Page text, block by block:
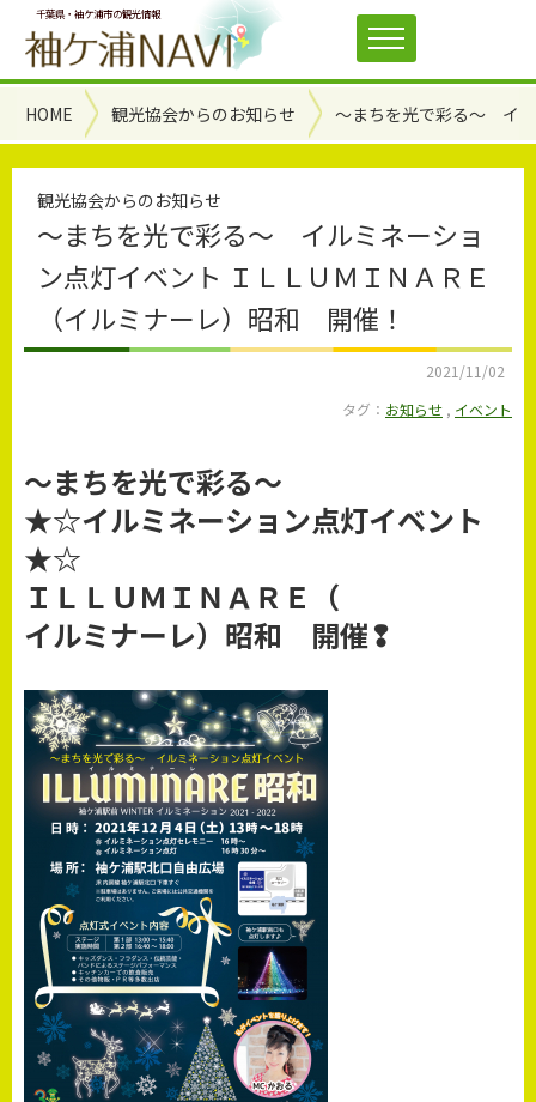
千葉県・袖ケ浦市の観光情報
HOME 観光協会からのお知らせ ～まちを光で彩る～ イ
観光協会からのお知らせ
～まちを光で彩る～ イルミネーショ
ン点灯イベント ＩＬＬＵＭＩＮＡＲＥ
（イルミナーレ）昭和 開催！
タグ： お知らせ , イベント
～まちを光で彩る～
★☆イルミネーション点灯イベント
★☆
ＩＬＬＵＭＩＮＡＲＥ（
イルミナーレ）昭和 開催❢